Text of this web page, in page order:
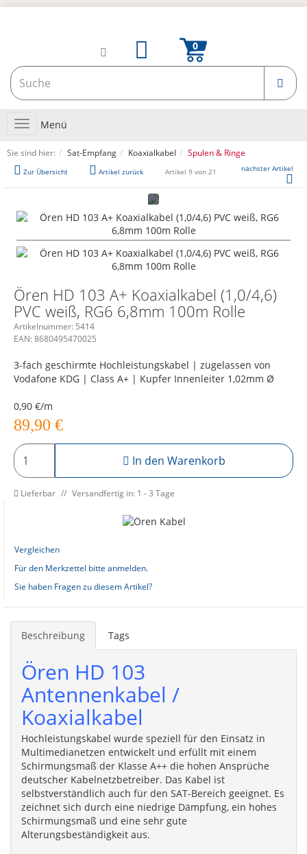
Toggle
navigation
Menü
Sie sind hier: Sat-Empfang Koaxialkabel Spulen & Ringe
Zur Übersicht Artikel zurück Artikel 9 von 21 nächster Artikel
Ören HD 103 A+ Koaxialkabel (1,0/4,6)
PVC weiß, RG6 6,8mm 100m Rolle
Artikelnummer: 5414
EAN:8680495470025
3-fach geschirmte Hochleistungskabel | zugelassen von
Vodafone KDG | Class A+ | Kupfer Innenleiter 1,02mm Ø
0,90 €/m
89,90 €
In den Warenkorb
Lieferbar Versandfertig in: 1 - 3 Tage
Vergleichen
Für den Merkzettel bitte anmelden.
Sie haben Fragen zu diesem Artikel?
Beschreibung Tags
Ören HD 103
Antennenkabel /
Koaxialkabel
Hochleistungskabel wurde speziell für den Einsatz in
Multimedianetzen entwickelt und erfüllt mit einem
Schirmungsmaß der Klasse A++ die hohen Ansprüche
deutscher Kabelnetzbetreiber. Das Kabel ist
selbstverständlich auch für den SAT-Bereich geeignet. Es
zeichnet sich durch eine niedrige Dämpfung, ein hohes
Schirmungsmaß und eine sehr gute
Alterungsbeständigkeit aus.